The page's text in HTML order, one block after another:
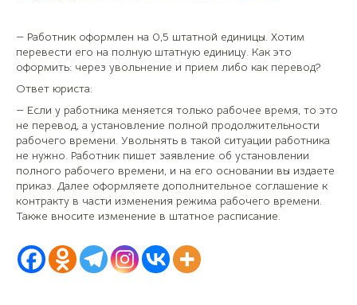
— Работник оформлен на 0,5 штатной единицы. Хотим
перевести его на полную штатную единицу. Как это
оформить: через увольнение и прием либо как перевод?
Ответ юриста:
— Если у работника меняется только рабочее время, то это
не перевод, а установление полной продолжительности
рабочего времени. Увольнять в такой ситуации работника
не нужно. Работник пишет заявление об установлении
полного рабочего времени, и на его основании вы издаете
приказ. Далее оформляете дополнительное соглашение к
контракту в части изменения режима рабочего времени.
Также вносите изменение в штатное расписание.